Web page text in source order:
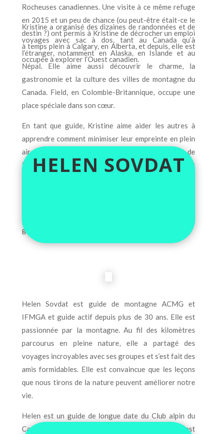
Rocheuses canadiennes. Une visite à ce même refuge
en 2015 et un peu de chance (ou peut-être était-ce le
destin ?) ont permis à Kristine de décrocher un emploi
à temps plein à Calgary, en Alberta, et depuis, elle est
occupée à explorer l’Ouest canadien.
Kristine a organisé des dizaines de randonnées et de
voyages avec sac à dos, tant au Canada qu’à
l’étranger, notamment en Alaska, en Islande et au
Népal. Elle aime aussi découvrir le charme, la
gastronomie et la culture des villes de montagne du
Canada. Field, en Colombie-Britannique, occupe une
place spéciale dans son cœur.
En tant que guide, Kristine aime aider les autres à
apprendre comment minimiser leur empreinte en plein
air et elle est une bénévole active au sein de
l’initiative Yellowstone to Yukon, de Parcs Canada et
grands espaces. Laissez-la vous guider !
HELEN SOVDAT
Helen Sovdat est guide de montagne ACMG et
IFMGA et guide actif depuis plus de 30 ans. Elle est
passionnée par la montagne. Au fil des kilomètres
parcourus en pleine nature, elle a partagé des
voyages incroyables avec ses groupes et s’est fait des
amis formidables. Elle est convaincue que les leçons
que nous tirons de la nature peuvent améliorer notre
vie.
Helen est un guide de longue date du Club alpin du
Canada, de Canadian Mountain Holidays et est